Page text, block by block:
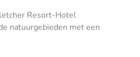
Resort-Hotel
natuurgebieden met een